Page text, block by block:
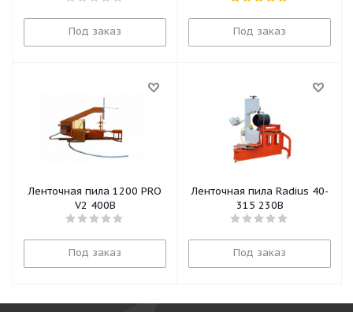
Под заказ Под заказ
Ленточная пила 1200 PRO
V2 400В
Под заказ
Ленточная пила Radius 40-
315 230В
Под заказ